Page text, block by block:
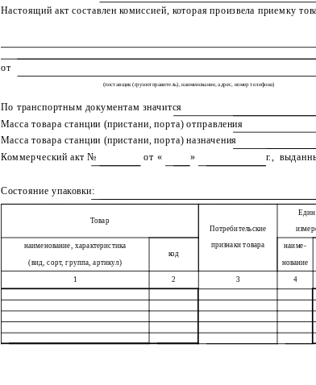
Настоящий акт составлен комиссией, которая произвела приемку
от
(поставщик (грузоотправитель), наименование, адрес, номер телефона)
По транспортным документам значится
Масса товара станции (пристани, порта) отправления
Масса товара станции (пристани, порта) назначения
Коммерческий акт №
от « » г.,
Состояние упаковки:
Товар
Потребительские
признаки товара
наименование, характеристика
(вид, сорт, группа, артикул)
код
наиме-
нование
1 2 3 4